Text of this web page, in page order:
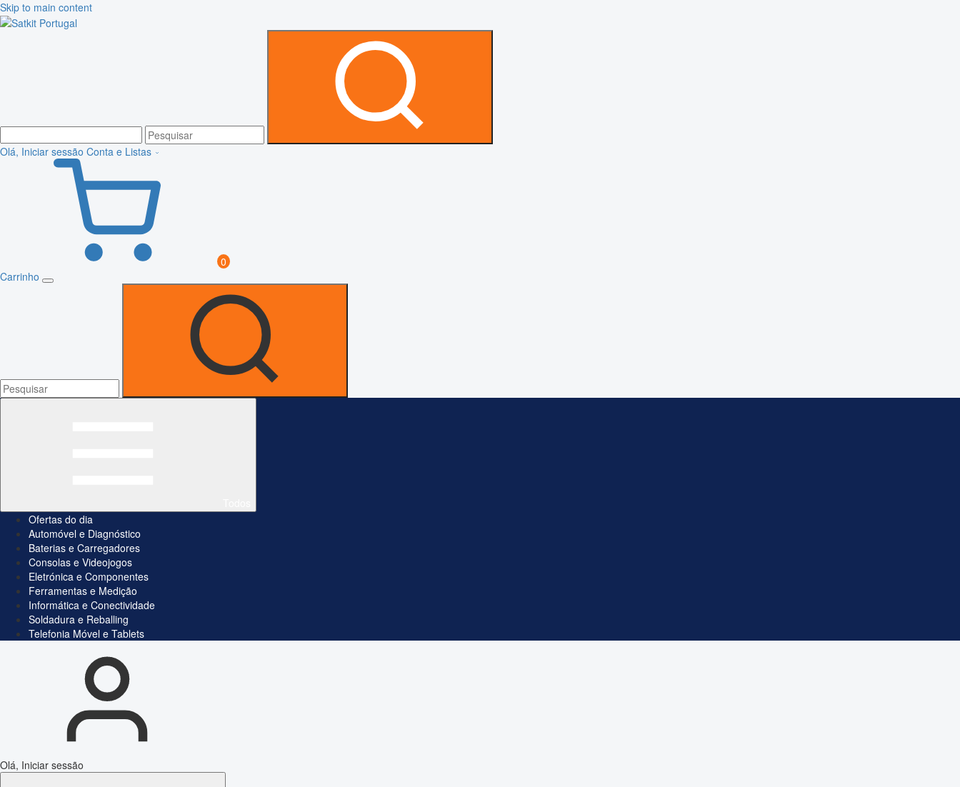
Skip to main content
Olá, Iniciar sessão Conta e Listas
0
Carrinho
Ofertas do dia
Automóvel e Diagnóstico
Baterias e Carregadores
Consolas e Videojogos
Eletrónica e Componentes
Ferramentas e Medição
Informática e Conectividade
Soldadura e Reballing
Telefonia Móvel e Tablets
Olá, Iniciar sessão